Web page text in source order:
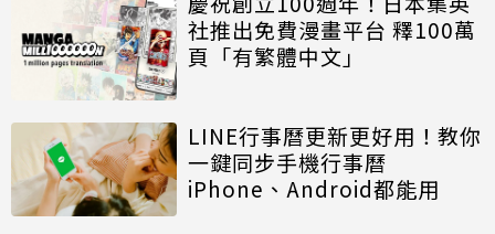
社推出免費漫畫平台 釋100萬
頁「有繁體中文」
LINE行事曆更新更好用！教你
一鍵同步手機行事曆
iPhone、Android都能用